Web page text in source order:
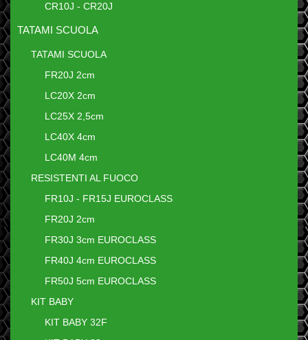
CR10J - CR20J
TATAMI SCUOLA
TATAMI SCUOLA
FR20J 2cm
LC20X 2cm
LC25X 2,5cm
LC40X 4cm
LC40M 4cm
RESISTENTI AL FUOCO
FR10J - FR15J EUROCLASS
FR20J 2cm
FR30J 3cm EUROCLASS
FR40J 4cm EUROCLASS
FR50J 5cm EUROCLASS
KIT BABY
KIT BABY 32F